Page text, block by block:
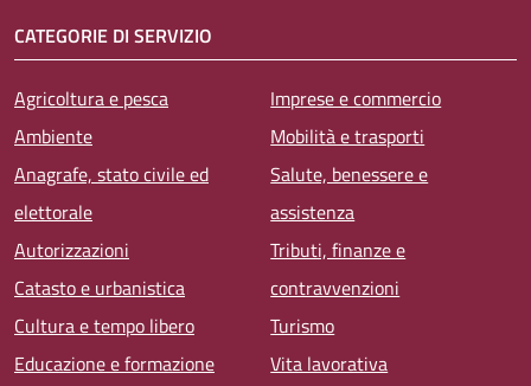
CATEGORIE DI SERVIZIO
Agricoltura e pesca
Ambiente
Anagrafe, stato civile ed
elettorale
Autorizzazioni
Catasto e urbanistica
Cultura e tempo libero
Educazione e formazione
Imprese e commercio
Mobilità e trasporti
Salute, benessere e
assistenza
Tributi, finanze e
contravvenzioni
Turismo
Vita lavorativa